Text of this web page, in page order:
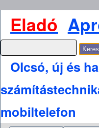
Eladó
Olcsó, új és
mobiltelefon